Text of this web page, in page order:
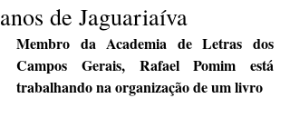
anos de Jaguariaíva
Membro da Academia de Letras dos
Campos Gerais, Rafael Pomim está
trabalhando na organização de um livro